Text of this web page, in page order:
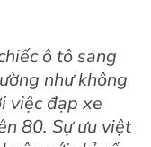
ô tô sang
như không
việc đạp xe
80. Sự ưu việt